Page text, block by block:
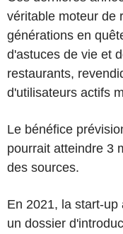
véritable moteur de
générations en
d'astuces de vie et
restaurants,
d'utilisateurs actifs
Le bénéfice
pourrait atteindre 3
des sources.
En 2021, la start-
un dossier